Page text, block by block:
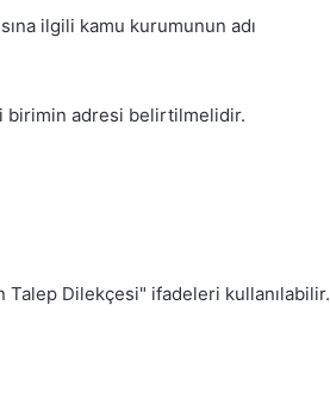
ilgili kamu kurumunun adı
birimin adresi belirtilmelidir.
Talep Dilekçesi" ifadeleri kullanılabilir.